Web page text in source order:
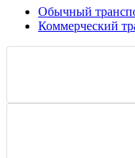
Обычный
Коммерческий